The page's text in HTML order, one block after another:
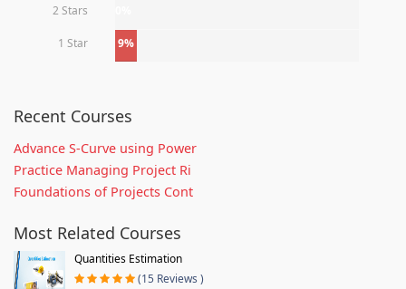
2 Stars
1 Star 9%
Recent Courses
Advance S-Curve using Power
Practice Managing Project Ri
Foundations of Projects Cont
Most Related Courses
Quantities Estimation
(15 Reviews )